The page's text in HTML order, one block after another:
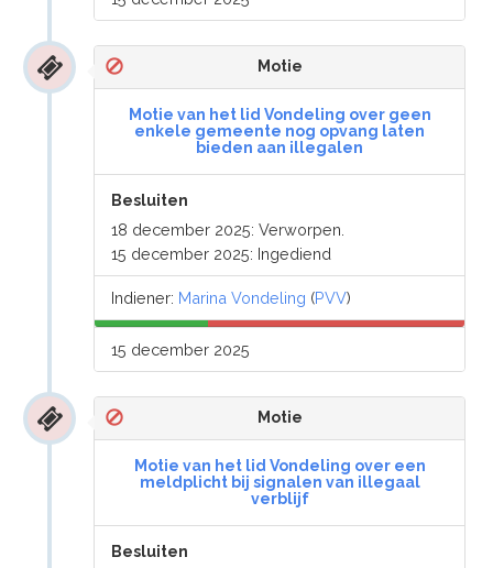
Motie
Motie van het lid Vondeling over geen
enkele gemeente nog opvang laten
bieden aan illegalen
Besluiten
18 december 2025: Verworpen.
15 december 2025: Ingediend
Indiener: Marina Vondeling (PVV)
15 december 2025
Motie
Motie van het lid Vondeling over een
meldplicht bij signalen van illegaal
verblijf
Besluiten